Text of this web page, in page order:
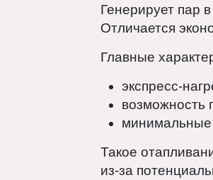
Генерирует
Отличается